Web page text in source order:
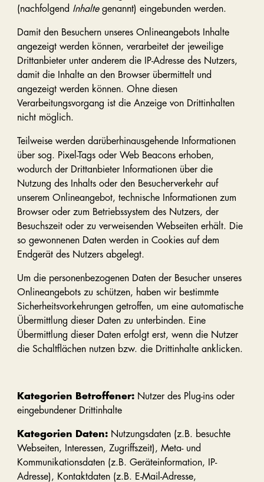
(nachfolgend Inhaltegenannt) eingebunden werden.
Damit den Besuchern unseres Onlineangebots Inhalte
angezeigt werden können, verarbeitet der jeweilige
Drittanbieter unter anderem die IP-Adresse des Nutzers,
damit die Inhalte an den Browser übermittelt und
angezeigt werden können. Ohne diesen
Verarbeitungsvorgang ist die Anzeige von Drittinhalten
nicht möglich.
Teilweise werden darüberhinausgehende Informationen
über sog. Pixel-Tags oder Web Beacons erhoben,
wodurch der Drittanbieter Informationen über die
Nutzung des Inhalts oder den Besucherverkehr auf
unserem Onlineangebot, technische Informationen zum
Browser oder zum Betriebssystem des Nutzers, der
Besuchszeit oder zu verweisenden Webseiten erhält. Die
so gewonnenen Daten werden in Cookies auf dem
Endgerät des Nutzers abgelegt.
Um die personenbezogenen Daten der Besucher unseres
Onlineangebots zu schützen, haben wir bestimmte
Sicherheitsvorkehrungen getroffen, um eine automatische
Übermittlung dieser Daten zu unterbinden. Eine
Übermittlung dieser Daten erfolgt erst, wenn die Nutzer
die Schaltflächen nutzen bzw. die Drittinhalte anklicken.
Kategorien Betroffener:Nutzer des Plug-ins oder
eingebundener Drittinhalte
Kategorien Daten:Nutzungsdaten (z.B. besuchte
Webseiten, Interessen, Zugriffszeit), Meta- und
Kommunikationsdaten (z.B. Geräteinformation, IP-
Adresse), Kontaktdaten (z.B. E-Mail-Adresse,